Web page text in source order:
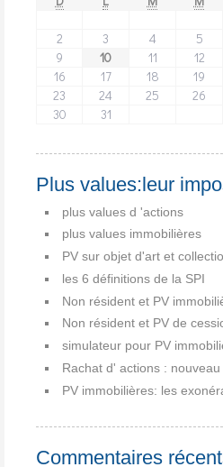
2
3 4 5
9
10 11 12
16
17 18 19
23
24 25 26
30
31
Plus values:leur
plus values d 'actions
plus values immobilières
PV sur objet d'art et
les 6 définitions de la SPI
Non résident et PV
Non résident et PV de
simulateur pour PV
Rachat d' actions :
PV immobilières: les
Commentaires